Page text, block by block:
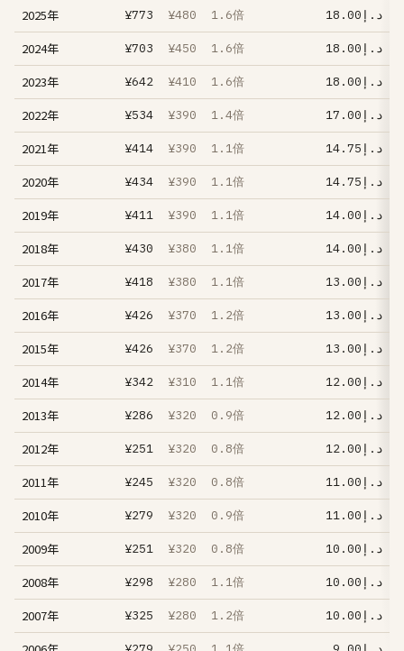
2025年 ¥773 ¥480 1.6倍 د.إ18.00
2024年 ¥703 ¥450 1.6倍 د.إ18.00
2023年 ¥642 ¥410 1.6倍 د.إ18.00
2022年 ¥534 ¥390 1.4倍 د.إ17.00
2021年 ¥414 ¥390 1.1倍 د.إ14.75
2020年 ¥434 ¥390 1.1倍 د.إ14.75
2019年 ¥411 ¥390 1.1倍 د.إ14.00
2018年 ¥430 ¥380 1.1倍 د.إ14.00
2017年 ¥418 ¥380 1.1倍 د.إ13.00
2016年 ¥426 ¥370 1.2倍 د.إ13.00
2015年 ¥426 ¥370 1.2倍 د.إ13.00
2014年 ¥342 ¥310 1.1倍 د.إ12.00
2013年 ¥286 ¥320 0.9倍 د.إ12.00
2012年 ¥251 ¥320 0.8倍 د.إ12.00
2011年 ¥245 ¥320 0.8倍 د.إ11.00
2010年 ¥279 ¥320 0.9倍 د.إ11.00
2009年 ¥251 ¥320 0.8倍 د.إ10.00
2008年 ¥298 ¥280 1.1倍 د.إ10.00
2007年 ¥325 ¥280 1.2倍 د.إ10.00